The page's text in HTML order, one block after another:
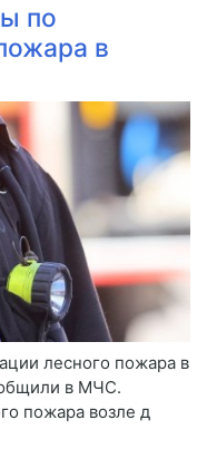
по
в
лесного пожара в
в МЧС.
пожара возле д